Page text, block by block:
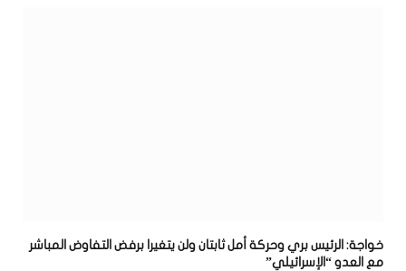
خواجة: الرئيس بري وحركة أمل ثابتان ولن يتغيرا برفض التفاوض المباشر
مع العدو “الإسرائيلي”